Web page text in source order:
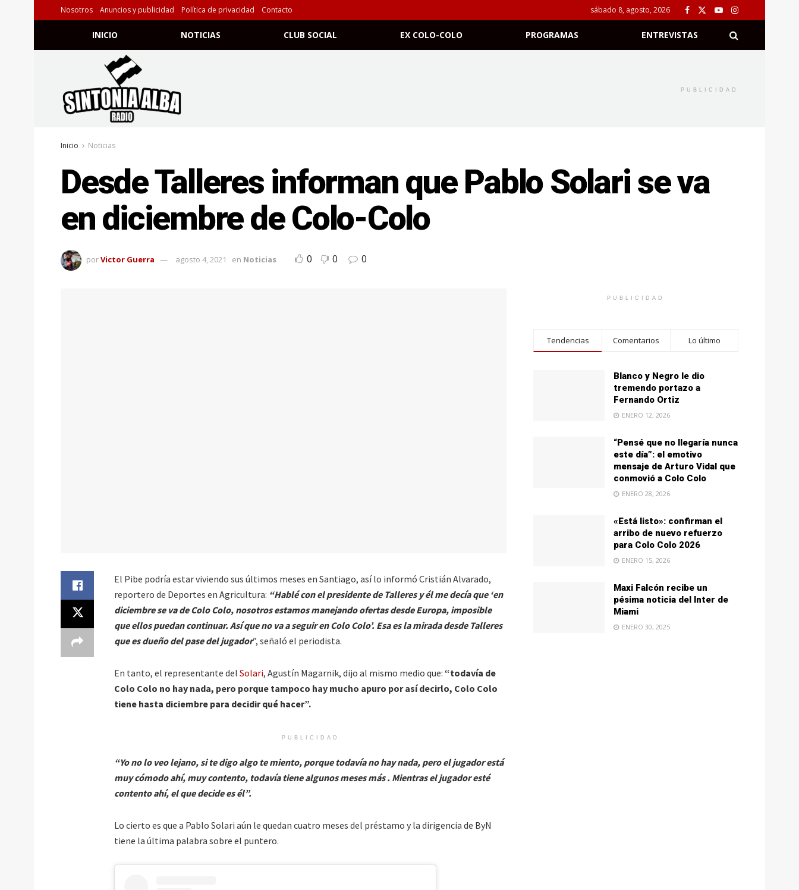
Nosotros Anuncios y publicidad Política de privacidad Contacto sábado 8, agosto, 2026
INICIO NOTICIAS CLUB SOCIAL EX COLO-COLO PROGRAMAS ENTREVISTAS
PUBLICIDAD
Inicio Noticias
Desde Talleres informan que Pablo Solari se va
en diciembre de Colo-Colo
porVictor Guerra agosto 4, 2021 en Noticias 0 0 0
El Pibe podría estar viviendo sus últimos meses en Santiago, así lo informó Cristián Alvarado,
reportero de Deportes en Agricultura: “Hablé con el presidente de Talleres y él me decía que ‘en
diciembre se va de Colo Colo, nosotros estamos manejando ofertas desde Europa, imposible
que ellos puedan continuar. Así que no va a seguir en Colo Colo’. Esa es la mirada desde Talleres
que es dueño del pase del jugador”, señaló el periodista.
En tanto, el representante del Solari, Agustín Magarnik, dijo al mismo medio que: “todavía de
Colo Colo no hay nada, pero porque tampoco hay mucho apuro por así decirlo, Colo Colo
tiene hasta diciembre para decidir qué hacer”.
PUBLICIDAD
“Yo no lo veo lejano, si te digo algo te miento, porque todavía no hay nada, pero el jugador está
muy cómodo ahí, muy contento, todavía tiene algunos meses más . Mientras el jugador esté
contento ahí, el que decide es él”.
Lo cierto es que a Pablo Solari aún le quedan cuatro meses del préstamo y la dirigencia de ByN
tiene la última palabra sobre el puntero.
PUBLICIDAD
Tendencias Comentarios Lo último
Blanco y Negro le dio
tremendo portazo a
Fernando Ortiz
ENERO 12, 2026
“Pensé que no llegaría nunca
este día”: el emotivo
mensaje de Arturo Vidal que
conmovió a Colo Colo
ENERO 28, 2026
«Está listo»: confirman el
arribo de nuevo refuerzo
para Colo Colo 2026
ENERO 15, 2026
Maxi Falcón recibe un
pésima noticia del Inter de
Miami
ENERO 30, 2025